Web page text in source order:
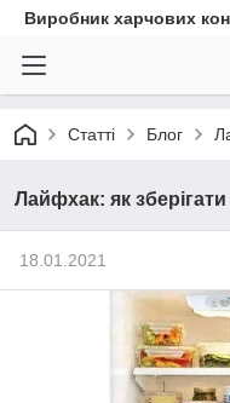
Виробник харчових
Статті Блог
Лайфхак: як
18.01.2021